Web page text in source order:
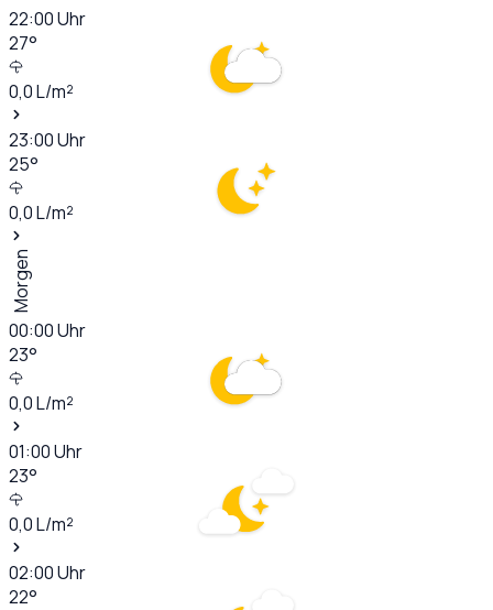
22:00Uhr
27°
0,0L/m²
23:00Uhr
25°
0,0L/m²
Morgen
00:00Uhr
23°
0,0L/m²
01:00Uhr
23°
0,0L/m²
02:00Uhr
22°